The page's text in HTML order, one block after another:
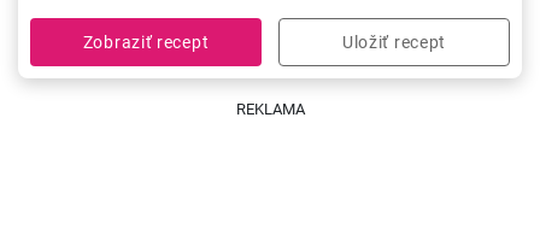
Zobraziť recept
Uložiť recept
REKLAMA